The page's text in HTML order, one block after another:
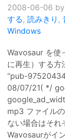
2008-06-06
する, 読みきり ,
Windows
Wavosaur を使
に再生）する
“pub-
08/07/21( */
mp3 ファイル
ない場合はそれ
Wavosaurがイ